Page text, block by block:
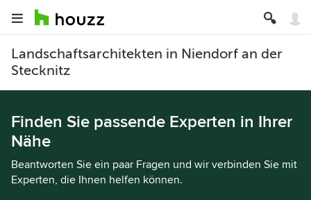
Landschaftsarchitekten in Niendorf an der
Stecknitz
Finden Sie passende Experten in Ihrer
Nähe
Beantworten Sie ein paar Fragen und wir verbinden Sie mit
Experten, die Ihnen helfen können.